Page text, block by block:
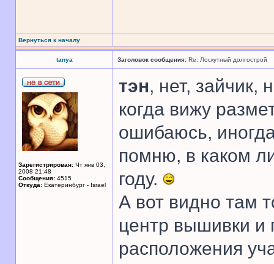
Вернуться к началу
tanya Заголовок сообщения: Re: Лоскутный долгострой
Зарегистрирован: Чт янв 03,
2008 21:48
Сообщения: 4515
Откуда: Екатеринбург - Israel
тэн, нет, зайчик,
когда вижу
ошибаюсь,
помню, в каком
году.
А вот видно там
центр вышивки и
расположения